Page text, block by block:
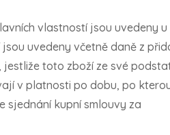
vlastností jsou uvedeny u
uvedeny včetně daně z
jestliže toto zboží ze své
v platnosti po dobu, po
sjednání kupní smlouvy za